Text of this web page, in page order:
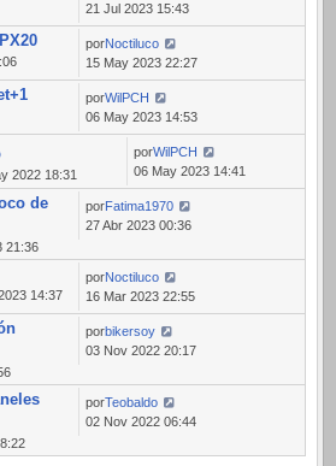
21 Jul 2023 15:43
porNoctiluco
15 May 2023 22:27
porWilPCH
06 May 2023 14:53
2022 18:31
porWilPCH
06 May 2023 14:41
de
21:36
porFatima1970
27 Abr 2023 00:36
14:37
porNoctiluco
16 Mar 2023 22:55
porbikersoy
03 Nov 2022 20:17
porTeobaldo
02 Nov 2022 06:44